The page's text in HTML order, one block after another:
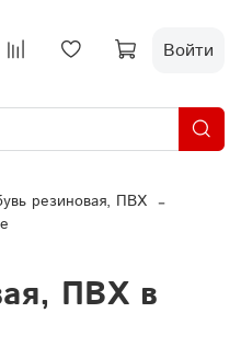
Войти
резиновая, ПВХ
ПВХ в